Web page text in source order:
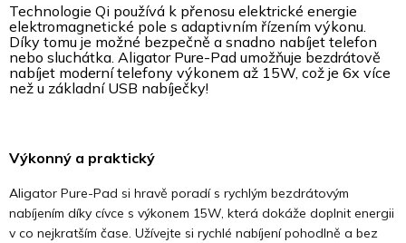
Technologie Qi používá k přenosu elektrické energie
elektromagnetické pole s adaptivním řízením výkonu.
Díky tomu je možné bezpečně a snadno nabíjet telefon
nebo sluchátka. Aligator Pure-Pad umožňuje bezdrátově
nabíjet moderní telefony výkonem až 15W, což je 6x více
než u základní USB nabíječky!
Výkonný a praktický
Aligator Pure-Pad si hravě poradí s rychlým bezdrátovým
nabíjením díky cívce s výkonem 15W, která dokáže doplnit energii
v co nejkratším čase. Užívejte si rychlé nabíjení pohodlně a bez